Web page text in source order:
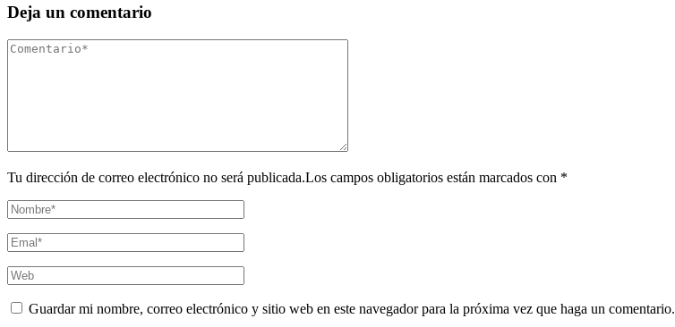
Deja un comentario
Tu dirección de correo electrónico no será publicada.Los campos obligatorios están marcados con *
Guardar mi nombre, correo electrónico y sitio web en este navegador para la próxima vez que haga un comentario.